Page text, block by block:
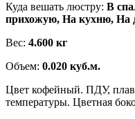
Куда вешать люстру: В
прихожую, На кухню, На
Вес: 4.600 кг
Объем: 0.020 куб.м.
Цвет кофейный. ПДУ,
температуры. Цветная